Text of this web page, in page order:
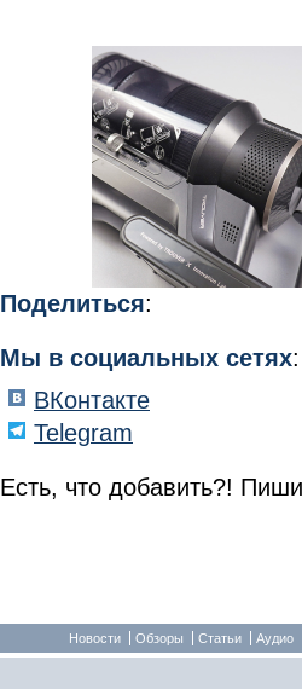
Поделиться:
Мы в социальных сетях:
ВКонтакте
Telegram
Есть, что добавить?!
Новости Обзоры Статьи Аудио